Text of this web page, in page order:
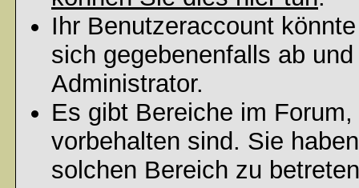
Ihr Benutzeraccount
sich gegebenenfalls ab
Administrator.
Es gibt Bereiche im
vorbehalten sind. Sie
solchen Bereich zu